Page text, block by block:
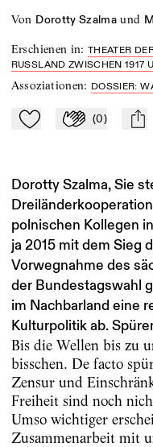
von Dorotty Szalma und
Erschienen in:THEATER
RUSSLAND ZWISCHEN 1917
Assoziationen: DOSSIER:
Zu Mein-TdZ hinzufügen
Applaudieren
(0) mail
Dorotty Szalma, Sie
polnischen Kollegen
ja 2015 mit dem Sieg
Vorwegnahme des
der Bundestagswahl
im Nachbarland eine
Kulturpolitik ab.
Bis die Wellen bis zu
bisschen. De facto
Zensur und
Freiheit sind noch
Umso wichtiger
Zusammenarbeit mit